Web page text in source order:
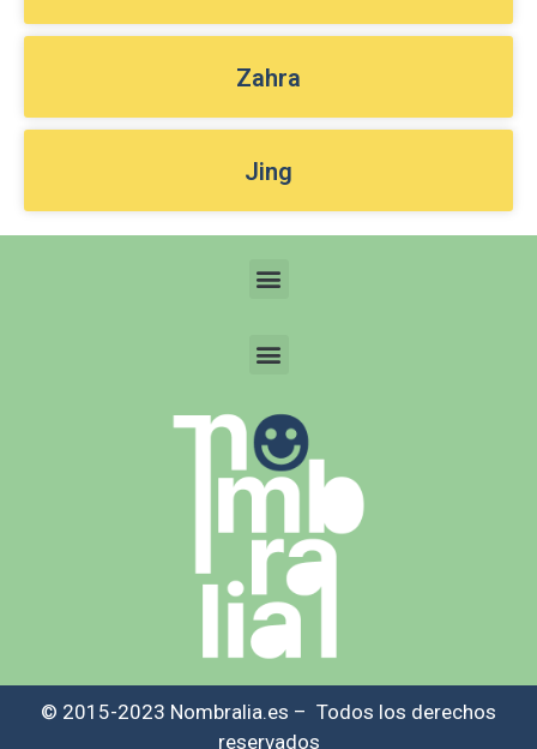
Zahra
Jing
© 2015-2023 Nombralia.es – Todos los derechos
reservados